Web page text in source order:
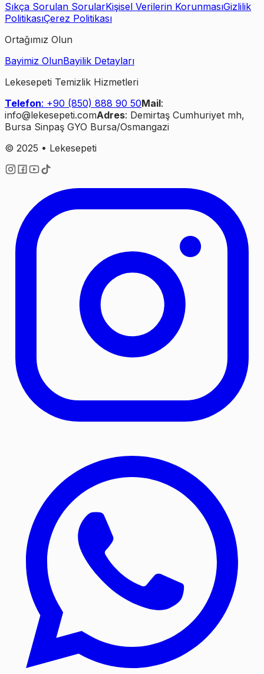
Sıkça Sorulan SorularKişisel Verilerin KorunmasıGizlilik
PolitikasıÇerez Politikası
Ortağımız Olun
Bayimiz OlunBayilik Detayları
Lekesepeti Temizlik Hizmetleri
Telefon: +90 (850) 888 90 50Mail:
info@lekesepeti.comAdres: Demirtaş Cumhuriyet mh,
Bursa Sinpaş GYO Bursa/Osmangazi
© 2025 • Lekesepeti